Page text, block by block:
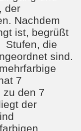
der
Nachdem
ist, begrüßt
Stufen, die
sind.
7
zu den 7
der